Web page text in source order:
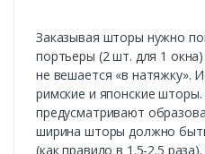
Заказывая шторы нужно
портьеры (2 шт. для 1
не вешается «в натяжку».
римские и японские
предусматривают
ширина шторы должно
(как правило в 1.5-2.5